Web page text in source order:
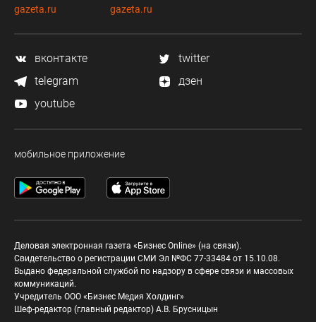
gazeta.ru
gazeta.ru
вконтакте
twitter
telegram
дзен
youtube
мобильное приложение
Деловая электронная газета «Бизнес Online» (на связи).
Свидетельство о регистрации СМИ Эл №ФС 77-33484 от 15.10.08.
Выдано федеральной службой по надзору в сфере связи и массовых
коммуникаций.
Учредитель ООО «Бизнес Медия Холдинг»
Шеф-редактор (главный редактор) А.В. Брусницын